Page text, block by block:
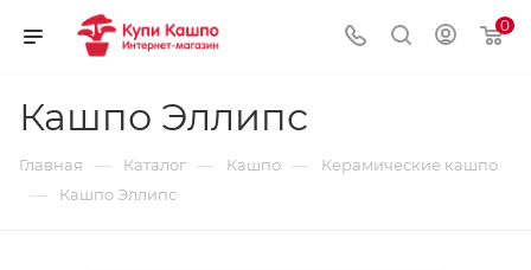
0
Кашпо Эллипс
Главная — Каталог — Кашпо — Керамические кашпо
— Кашпо Эллипс